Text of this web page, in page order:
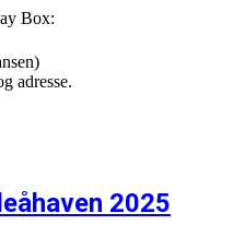
Box:
adresse.
2025